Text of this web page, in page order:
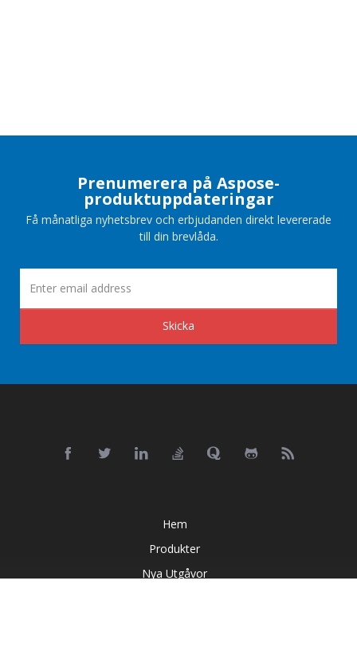
Prenumerera på Aspose-
produktuppdateringar
Få månatliga nyhetsbrev och erbjudanden direkt levererade
till din brevlåda.
Skicka
Hem
Produkter
Nya Utgåvor